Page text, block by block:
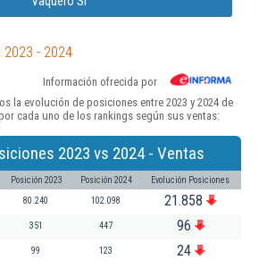
- 2024
Información ofrecida por
la evolución de posiciones entre 2023 y 2024 de
cada uno de los rankings según sus ventas:
2023 vs 2024 - Ventas
Posición 2023 Posición 2024 Evolución Posiciones
80.240 102.098 21.858
351 447 96
99 123 24